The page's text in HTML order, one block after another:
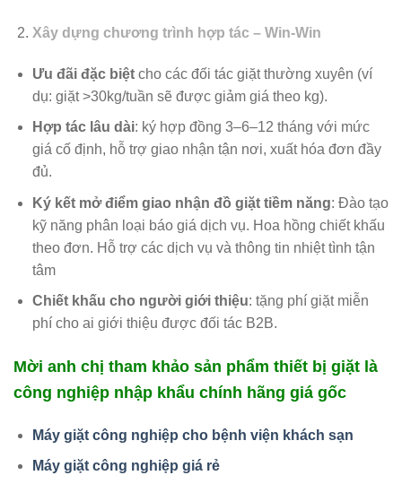
Xây dựng chương trình hợp tác – Win-Win
Ưu đãi đặc biệtcho các đối tác giặt thường xuyên (ví
dụ: giặt >30kg/tuần sẽ được giảm giá theo kg).
Hợp tác lâu dài: ký hợp đồng 3–6–12 tháng với mức
giá cố định, hỗ trợ giao nhận tận nơi, xuất hóa đơn đầy
đủ.
Ký kết mở điểm giao nhận đồ giặt tiềm năng: Đào tạo
kỹ năng phân loại báo giá dịch vụ. Hoa hồng chiết khấu
theo đơn. Hỗ trợ các dịch vụ và thông tin nhiệt tình tận
tâm
Chiết khấu cho người giới thiệu: tặng phí giặt miễn
phí cho ai giới thiệu được đối tác B2B.
Mời anh chị tham khảo sản phẩm thiết bị giặt là
công nghiệp nhập khẩu chính hãng giá gốc
Máy giặt công nghiệp cho bệnh viện khách sạn
Máy giặt công nghiệp giá rẻ